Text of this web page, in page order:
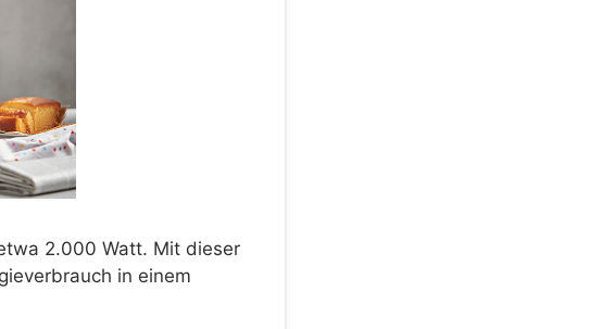
2.000 Watt. Mit dieser
in einem